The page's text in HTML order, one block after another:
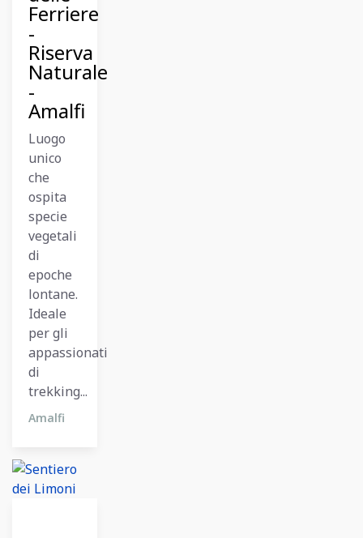
Ferriere
-
Riserva
Naturale
-
Amalfi
Luogo
unico
che
ospita
specie
vegetali
di
epoche
lontane.
Ideale
per gli
appassionati
di
trekking...
Amalfi